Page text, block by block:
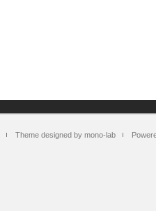
Theme designed by mono-lab